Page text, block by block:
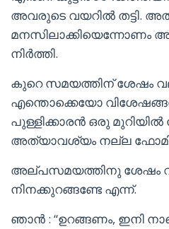
അവരുടെ വയറിൽ തട്ടി.
മനസിലാക്കിയെന്നോണം
നിർത്തി.
കുറെ സമയത്തിന് ശേഷം
എന്തൊക്കെയോ
പുള്ളിക്കാരൻ ഒരു
അത്യാവശ്യം നല്ല
അല്പസമയത്തിനു ശേഷം
നിനക്കുറങ്ങണ്ടേ എന്ന്.
ഞാൻ : “ഉറങ്ങണം, ഇനി